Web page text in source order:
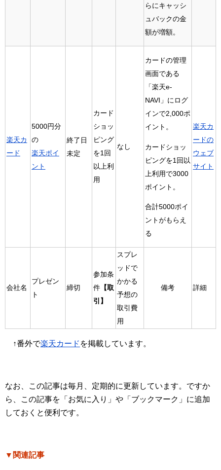
らにキャッシ
ュバックの金
額が増額。
楽天カ
ード
5000円分
の
楽天ポイ
ント
終了日
未定
カード
ショッ
ピング
を1回
以上利
用
なし
カードの管理
画面である
「楽天e-
NAVI」にログ
インで2,000ポ
イント。
カードショッ
ピングを1回以
上利用で3000
ポイント。
合計5000ポイ
ントがもらえ
る
楽天カ
ードの
ウェブ
サイト
会社名
プレゼン
ト
締切
参加条
件 【取
引】
スプレ
ッドで
かかる
予想の
取引費
用
備考 詳細
↑番外で楽天カード を掲載しています。
なお、この記事は毎月、定期的に更新しています。ですか
ら、この記事を「お気に入り」や「ブックマーク」に追加
しておくと便利です。
▼関連記事